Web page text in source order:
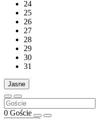
24
25
26
27
28
29
30
31
Jasne
0 Goście